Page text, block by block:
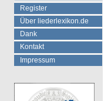
Register
Über liederlexikon.de
Dank
Kontakt
Impressum